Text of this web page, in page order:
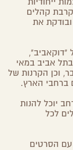
קהלים
את
"דוקאביב",
בתל אביב במאי
וכן הקרנות של
ברחבי הארץ.
יוכל להנות
לכל
עם הסרטים